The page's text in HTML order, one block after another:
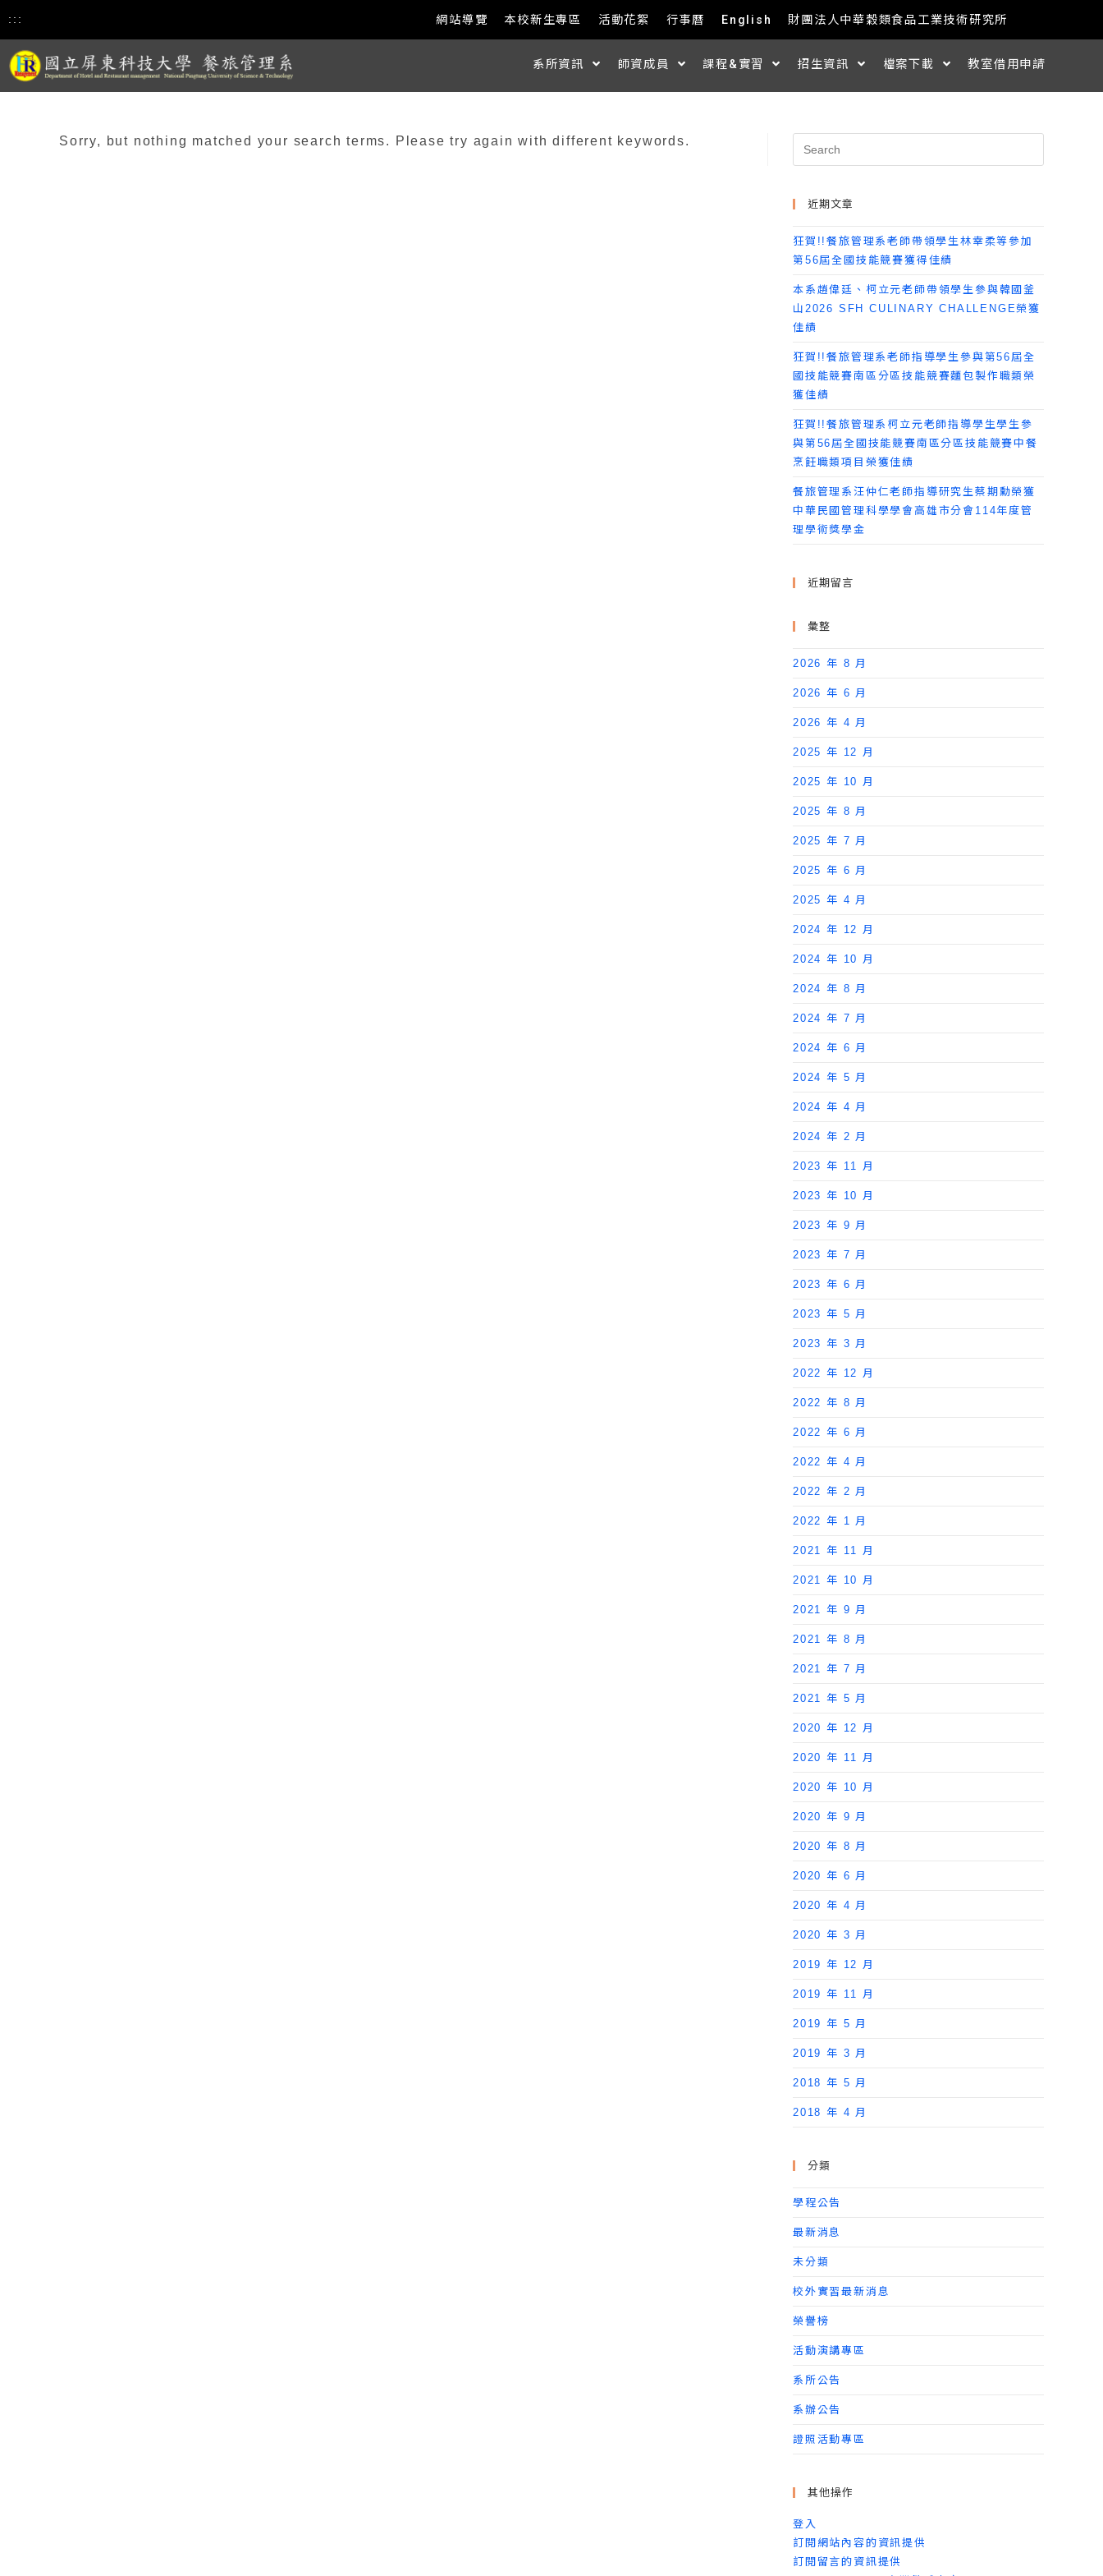
::: 網站導覽 本校新生專區 活動花絮 行事曆 English 財團法人中華穀類食品工業技術研究所
系所資訊 師資成員 課程&實習 招生資訊 檔案下載 教室借用申請
Sorry, but nothing matched your search terms. Please try again with different keywords.
近期文章
狂賀!!餐旅管理系老師帶領學生林幸柔等參加
第56屆全國技能競賽獲得佳績
本系趙偉廷、柯立元老師帶領學生參與韓國釜
山2026 SFH CULINARY CHALLENGE榮獲
佳績
狂賀!!餐旅管理系老師指導學生參與第56屆全
國技能競賽南區分區技能競賽麵包製作職類榮
獲佳績
狂賀!!餐旅管理系柯立元老師指導學生學生參
與第56屆全國技能競賽南區分區技能競賽中餐
烹飪職類項目榮獲佳績
餐旅管理系汪仲仁老師指導研究生蔡期勳榮獲
中華民國管理科學學會高雄市分會114年度管
理學術獎學金
近期留言
彙整
2026 年 8 月
2026 年 6 月
2026 年 4 月
2025 年 12 月
2025 年 10 月
2025 年 8 月
2025 年 7 月
2025 年 6 月
2025 年 4 月
2024 年 12 月
2024 年 10 月
2024 年 8 月
2024 年 7 月
2024 年 6 月
2024 年 5 月
2024 年 4 月
2024 年 2 月
2023 年 11 月
2023 年 10 月
2023 年 9 月
2023 年 7 月
2023 年 6 月
2023 年 5 月
2023 年 3 月
2022 年 12 月
2022 年 8 月
2022 年 6 月
2022 年 4 月
2022 年 2 月
2022 年 1 月
2021 年 11 月
2021 年 10 月
2021 年 9 月
2021 年 8 月
2021 年 7 月
2021 年 5 月
2020 年 12 月
2020 年 11 月
2020 年 10 月
2020 年 9 月
2020 年 8 月
2020 年 6 月
2020 年 4 月
2020 年 3 月
2019 年 12 月
2019 年 11 月
2019 年 5 月
2019 年 3 月
2018 年 5 月
2018 年 4 月
分類
學程公告
最新消息
未分類
校外實習最新消息
榮譽榜
活動演講專區
系所公告
系辦公告
證照活動專區
其他操作
登入
訂閱網站內容的資訊提供
訂閱留言的資訊提供